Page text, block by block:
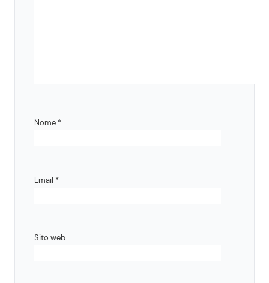
Nome *
Email *
Sito web